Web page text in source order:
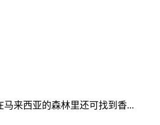
来西亚的森林里还可找到香...